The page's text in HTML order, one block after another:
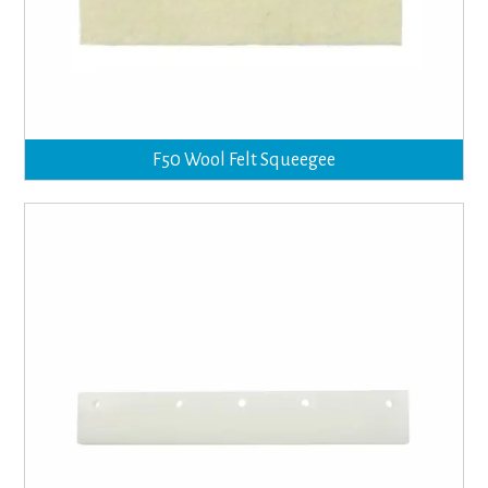
F50 Wool Felt Squeegee